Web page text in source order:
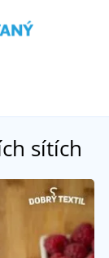
sítích